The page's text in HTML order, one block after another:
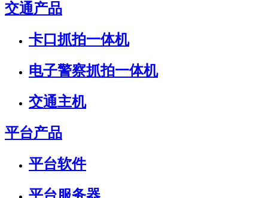
交通产品
卡口抓拍一体机
电子警察抓拍一体机
交通主机
平台产品
平台软件